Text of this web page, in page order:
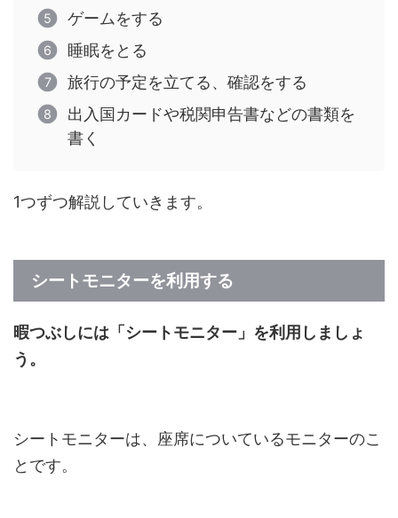
ゲームをする
睡眠をとる
旅行の予定を立てる、確認をする
出入国カードや税関申告書などの書類を
書く
1つずつ解説していきます。
シートモニターを利用する
暇つぶしには「シートモニター」を利用しましょ
う。
シートモニターは、座席についているモニターのこ
とです。